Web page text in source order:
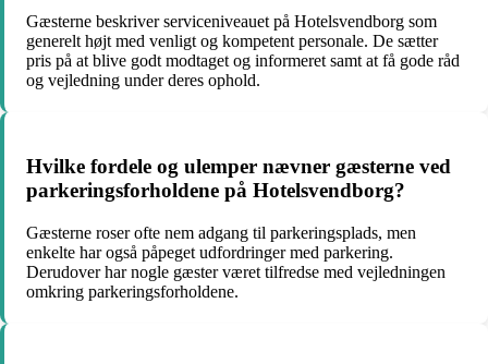
Gæsterne beskriver serviceniveauet på Hotelsvendborg som
generelt højt med venligt og kompetent personale. De sætter
pris på at blive godt modtaget og informeret samt at få gode råd
og vejledning under deres ophold.
Hvilke fordele og ulemper nævner gæsterne ved
parkeringsforholdene på Hotelsvendborg?
Gæsterne roser ofte nem adgang til parkeringsplads, men
enkelte har også påpeget udfordringer med parkering.
Derudover har nogle gæster været tilfredse med vejledningen
omkring parkeringsforholdene.